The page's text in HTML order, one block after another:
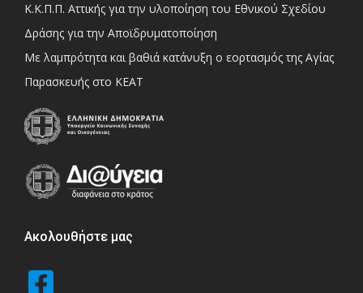
Κ.Κ.Π.Π. Αττικής για την υλοποίηση του Εθνικού Σχεδίου
Δράσης για την Αποϊδρυματοποίηση
Με λαμπρότητα και βαθιά κατάνυξη ο εορτασμός της Αγίας
Παρασκευής στο ΚΕΑΤ
Ακολουθήστε μας